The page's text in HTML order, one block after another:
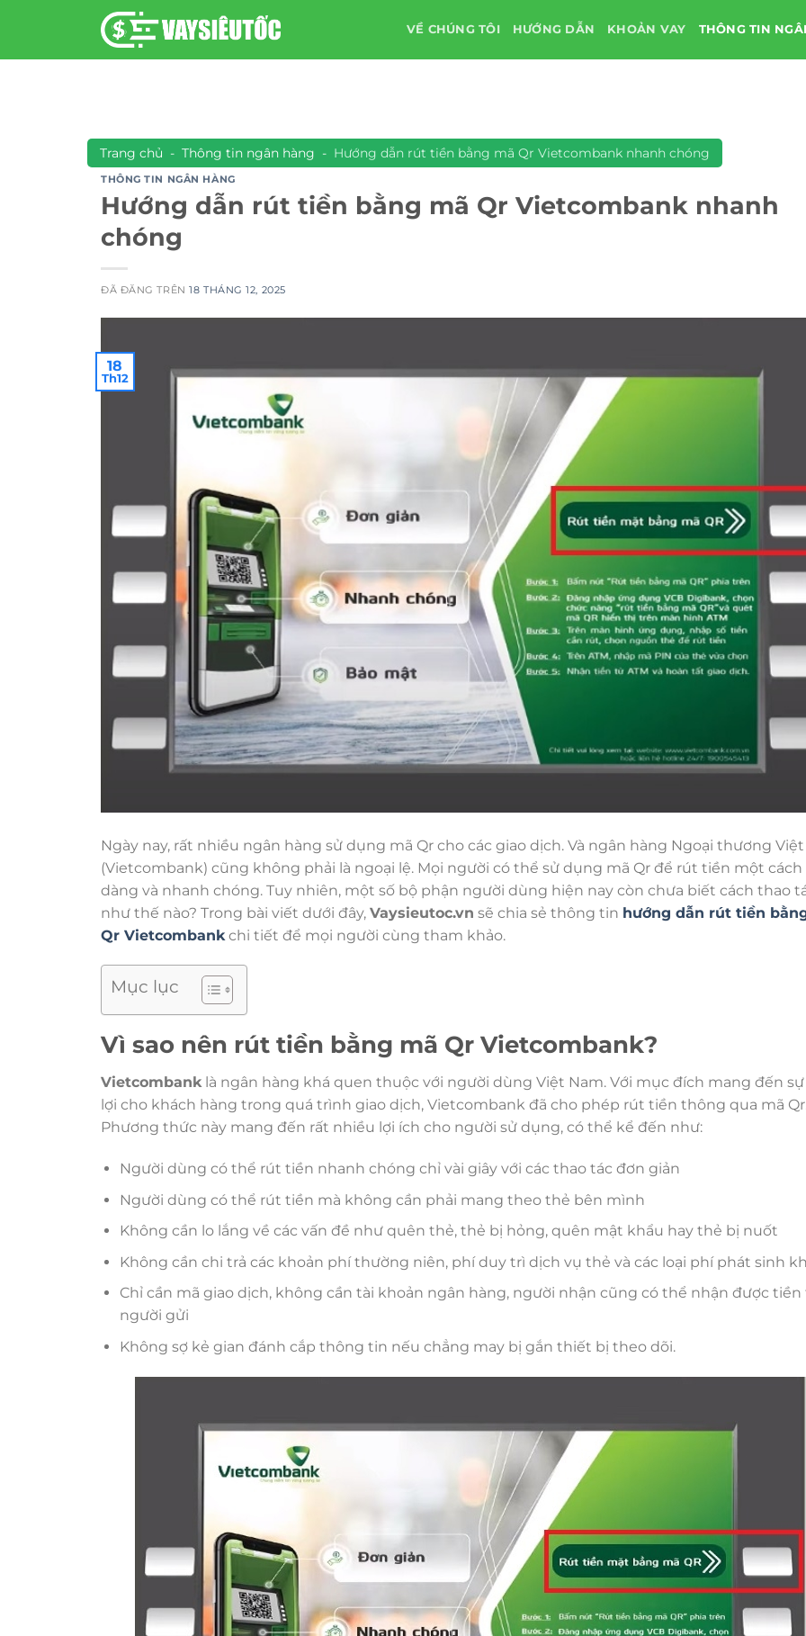
nội
VỀ CHÚNG TÔI HƯỚNG DẪN KHOẢN VAY THÔNG TIN
Trang chủ - Thông tin ngân hàng - Hướng dẫn rút tiền bằng mã Qr Vietcombank nhanh chóng
THÔNG TIN NGÂN HÀNG
Hướng dẫn rút tiền bằng mã Qr Vietcombank nhanh
chóng
ĐÃ ĐĂNG TRÊN18 THÁNG 12, 2025
18
Th12
Ngày nay, rất nhiều ngân hàng sử dụng mã Qr cho các giao dịch. Và ngân hàng Ngoại thương
(Vietcombank) cũng không phải là ngoại lệ. Mọi người có thể sử dụng mã Qr để rút tiền một cách
dàng và nhanh chóng. Tuy nhiên, một số bộ phận người dùng hiện nay còn chưa biết cách thao
như thế nào? Trong bài viết dưới đây, Vaysieutoc.vn sẽ chia sẻ thông tin hướng dẫn rút tiền
Qr Vietcombank chi tiết để mọi người cùng tham khảo.
Mục lục
Vì sao nên rút tiền bằng mã Qr Vietcombank?
Vietcombanklà ngân hàng khá quen thuộc với người dùng Việt Nam. Với mục đích mang đến
lợi cho khách hàng trong quá trình giao dịch, Vietcombank đã cho phép rút tiền thông qua mã
Phương thức này mang đến rất nhiều lợi ích cho người sử dụng, có thể kể đến như:
Người dùng có thể rút tiền nhanh chóng chỉ vài giây với các thao tác đơn giản
Người dùng có thể rút tiền mà không cần phải mang theo thẻ bên mình
Không cần lo lắng về các vấn đề như quên thẻ, thẻ bị hỏng, quên mật khẩu hay thẻ bị nuốt
Không cần chi trả các khoản phí thường niên, phí duy trì dịch vụ thẻ và các loại phí phát sinh
Chỉ cần mã giao dịch, không cần tài khoản ngân hàng, người nhận cũng có thể nhận được tiền
người gửi
Không sợ kẻ gian đánh cắp thông tin nếu chẳng may bị gắn thiết bị theo dõi.